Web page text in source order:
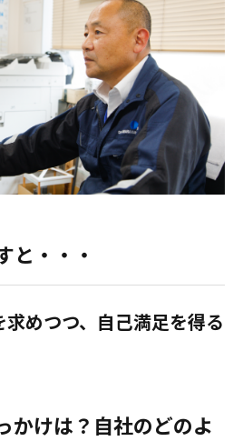
と・・・
めつつ、自己満足を得る
かけは？自社のどのよ